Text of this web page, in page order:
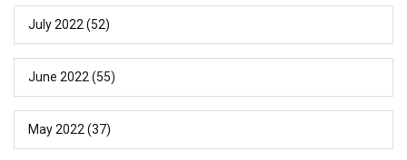
July 2022 (52)
June 2022 (55)
May 2022 (37)